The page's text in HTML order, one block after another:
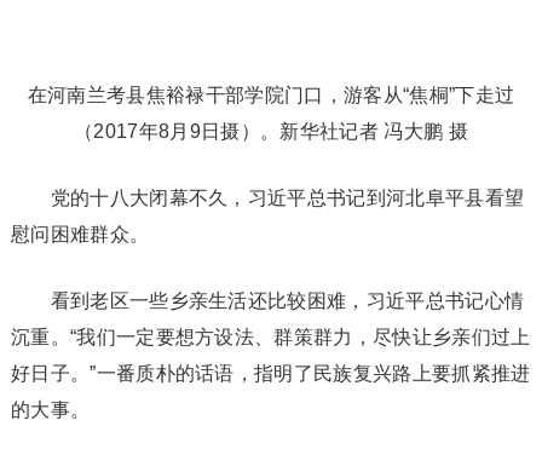
在河南兰考县焦裕禄干部学院门口，游客从“焦桐”下走过
（2017年8月9日摄）。新华社记者 冯大鹏 摄
党的十八大闭幕不久，习近平总书记到河北阜平县看望
慰问困难群众。
看到老区一些乡亲生活还比较困难，习近平总书记心情
沉重。“我们一定要想方设法、群策群力，尽快让乡亲们过上
好日子。”一番质朴的话语，指明了民族复兴路上要抓紧推进
的大事。